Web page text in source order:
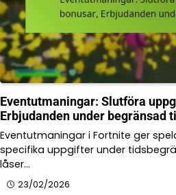
Eventutmaningar: Slutföra
Erbjudanden under begränsad
Eventutmaningar i Fortnite ger
specifika uppgifter under
låser…
23/02/2026